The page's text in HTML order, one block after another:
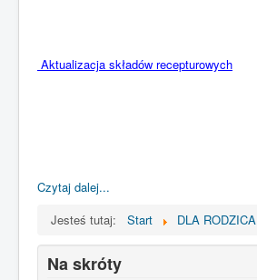
Aktualizacja składów recepturowych
Czytaj dalej...
Jesteś tutaj:
Start DLA RODZICA
Na skróty